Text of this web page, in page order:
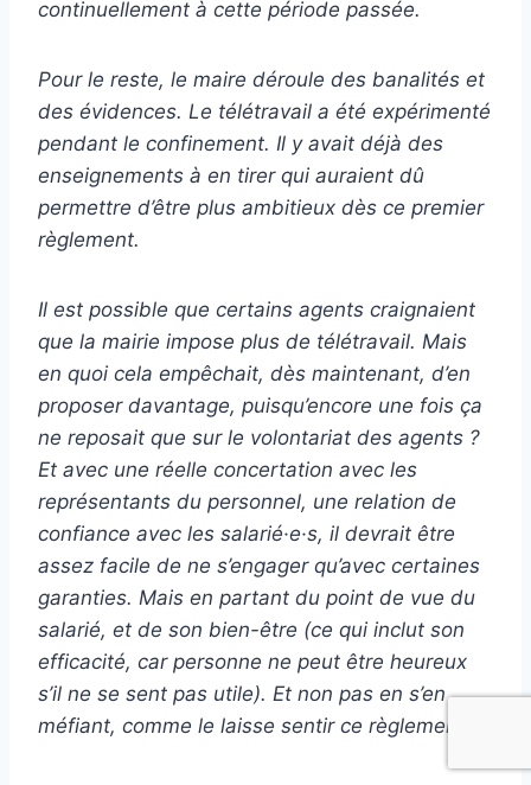
continuellement à cette période passée.
Pour le reste, le maire déroule des banalités et
des évidences. Le télétravail a été expérimenté
pendant le confinement. Il y avait déjà des
enseignements à en tirer qui auraient dû
permettre d’être plus ambitieux dès ce premier
règlement.
Il est possible que certains agents craignaient
que la mairie impose plus de télétravail. Mais
en quoi cela empêchait, dès maintenant, d’en
proposer davantage, puisqu’encore une fois ça
ne reposait que sur le volontariat des agents ?
Et avec une réelle concertation avec les
représentants du personnel, une relation de
confiance avec les salarié·e·s, il devrait être
assez facile de ne s’engager qu’avec certaines
garanties. Mais en partant du point de vue du
salarié, et de son bien-être (ce qui inclut son
efficacité, car personne ne peut être heureux
s’il ne se sent pas utile). Et non pas en s’en
méfiant, comme le laisse sentir ce règlement.